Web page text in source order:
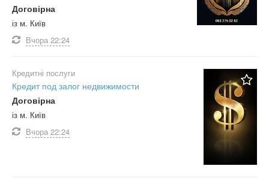
Договірна
із м. Київ
Вчора 22:24
Кредитні послуги
Кредит под залог недвижимости
Договірна
із м. Київ
Вчора 22:24